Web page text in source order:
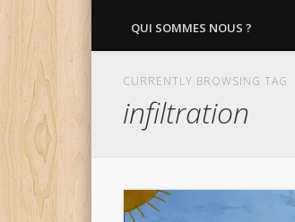
QUI SOMMES NOUS ?
CURRENTLY BROWSING TAG
infiltration